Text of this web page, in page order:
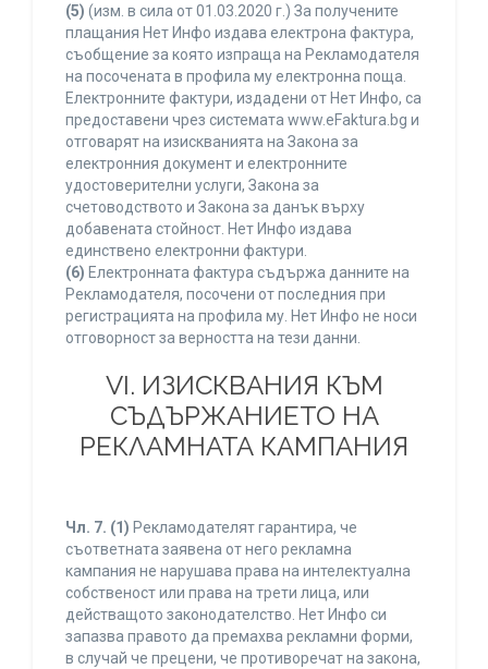
(5) (изм. в сила от 01.03.2020 г.) За получените
плащания Нет Инфо издава електрона фактура,
съобщение за която изпраща на Рекламодателя
на посочената в профила му електронна поща.
Електронните фактури, издадени от Нет Инфо, са
предоставени чрез системата www.eFaktura.bg и
отговарят на изискванията на Закона за
електронния документ и електронните
удостоверителни услуги, Закона за
счетоводството и Закона за данък върху
добавената стойност. Нет Инфо издава
единствено електронни фактури.
(6) Електронната фактура съдържа данните на
Рекламодателя, посочени от последния при
регистрацията на профила му. Нет Инфо не носи
отговорност за верността на тези данни.
VI. ИЗИСКВАНИЯ КЪМ
СЪДЪРЖАНИЕТО НА
РЕКЛАМНАТА КАМПАНИЯ
Чл. 7. (1) Рекламодателят гарантира, че
съответната заявена от него рекламна
кампания не нарушава права на интелектуална
собственост или права на трети лица, или
действащото законодателство. Нет Инфо си
запазва правото да премахва рекламни форми,
в случай че прецени, че противоречат на закона,